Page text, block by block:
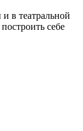
в театральной
себе